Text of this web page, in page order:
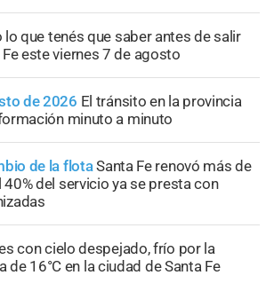
lo que tenés que saber antes de salir
este viernes 7 de agosto
de 2026 El tránsito en la provincia
minuto a minuto
de la flotaSanta Fe renovó más de
del servicio ya se presta con
con cielo despejado, frío por la
de 16°C en la ciudad de Santa Fe